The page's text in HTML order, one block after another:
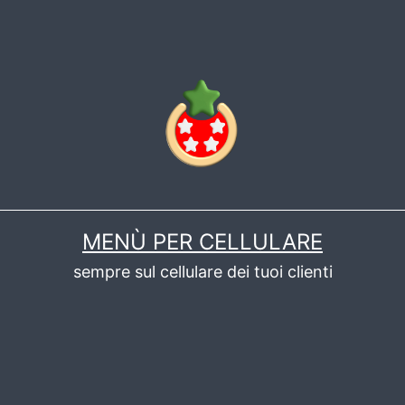
MENÙ PER CELLULARE
sempre sul cellulare dei tuoi clienti